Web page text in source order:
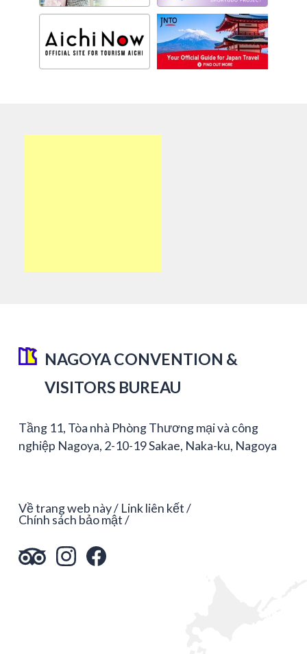
NAGOYA CONVENTION &
VISITORS BUREAU
Tầng 11, Tòa nhà Phòng Thương mại và công
nghiệp Nagoya, 2-10-19 Sakae, Naka-ku, Nagoya
Về trang web này Link liên kết
Chính sách bảo mật